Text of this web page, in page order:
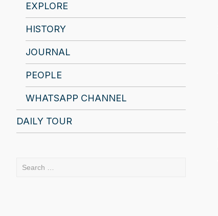
EXPLORE
HISTORY
JOURNAL
PEOPLE
WHATSAPP CHANNEL
DAILY TOUR
Search